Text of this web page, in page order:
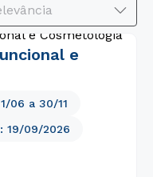
e
19/09/2026
06 a 30/11
direito